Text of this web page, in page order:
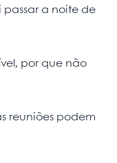
a noite de
por que não
reuniões podem